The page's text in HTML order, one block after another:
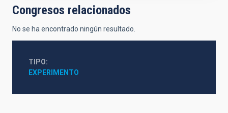
Congresos relacionados
No se ha encontrado ningún resultado.
TIPO
EXPERIMENTO